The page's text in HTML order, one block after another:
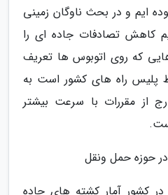
ایم و در بحث ناوگان زمینی
کاهش تصادفات جاده ای را
که روی اتوبوس ها تعریف
پلیس راه های کشور است به
از مقررات با سرعت بیشتر
کشور آمار کشته های جاده